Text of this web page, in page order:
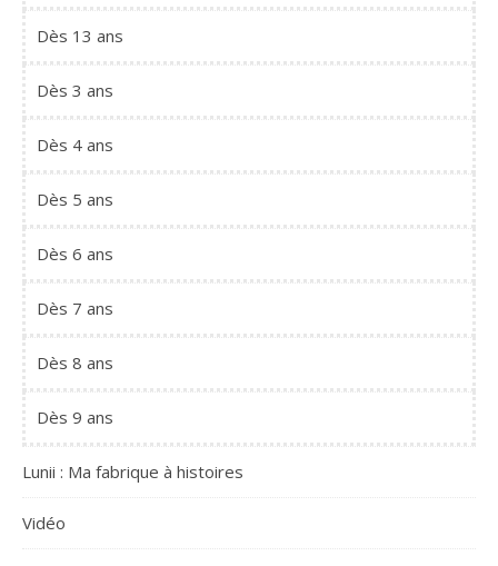
Dès 13 ans
Dès 3 ans
Dès 4 ans
Dès 5 ans
Dès 6 ans
Dès 7 ans
Dès 8 ans
Dès 9 ans
Lunii : Ma fabrique à histoires
Vidéo